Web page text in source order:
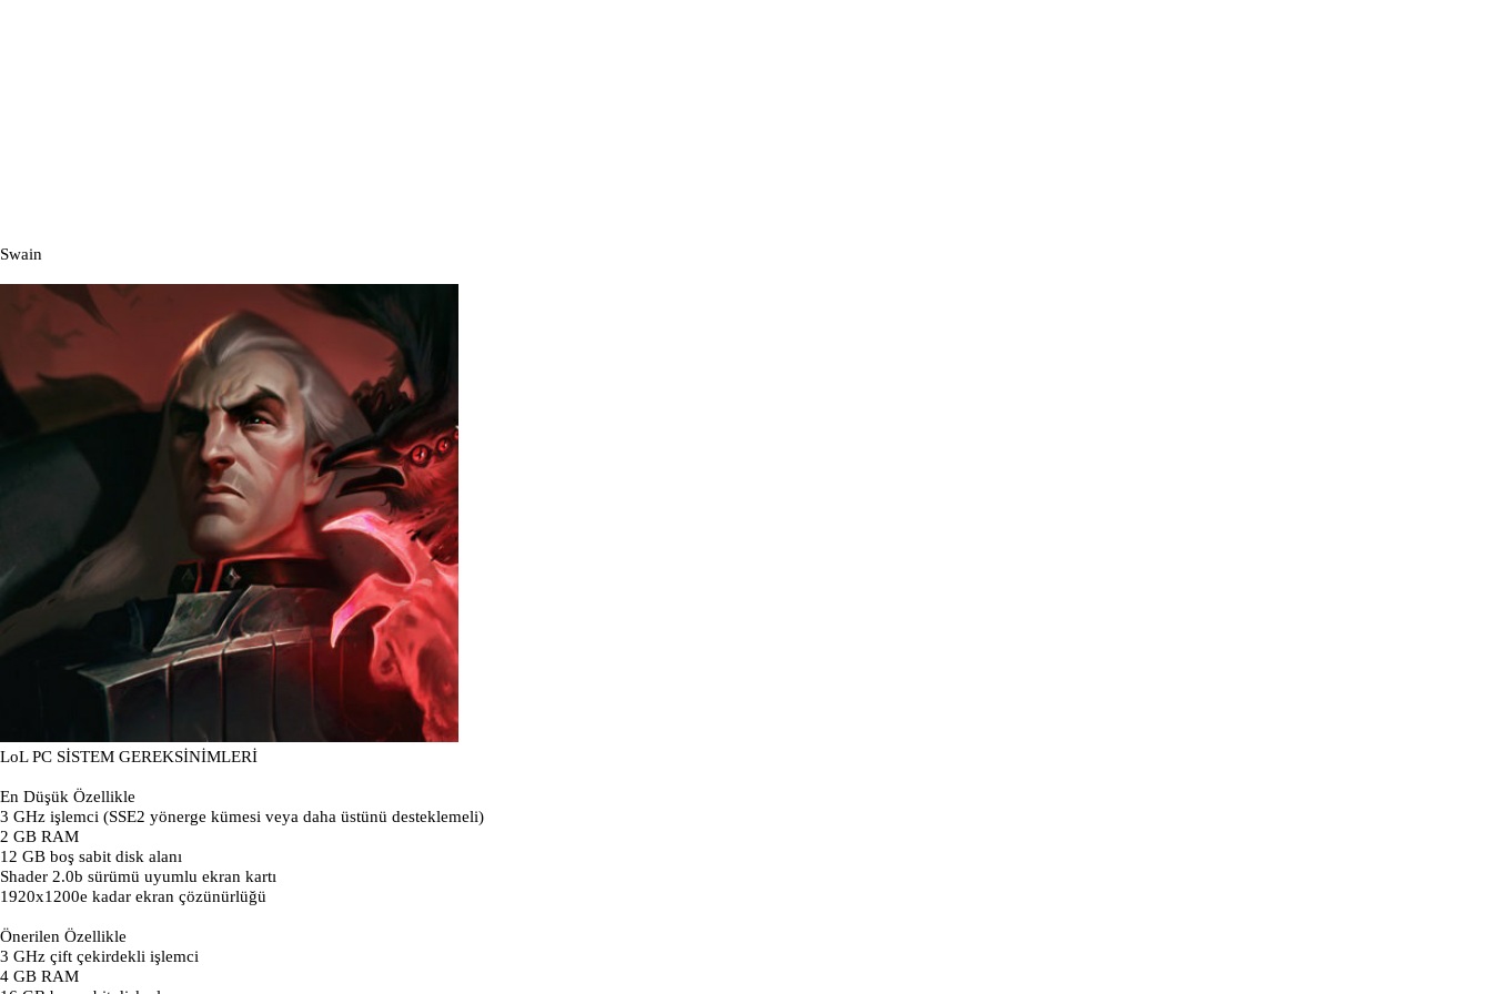
Swain
LoL PC SİSTEM GEREKSİNİMLERİ
En Düşük Özellikle
3 GHz işlemci (SSE2 yönerge kümesi veya daha üstünü desteklemeli)
2 GB RAM
12 GB boş sabit disk alanı
Shader 2.0b sürümü uyumlu ekran kartı
1920x1200e kadar ekran çözünürlüğü
Önerilen Özellikle
3 GHz çift çekirdekli işlemci
4 GB RAM